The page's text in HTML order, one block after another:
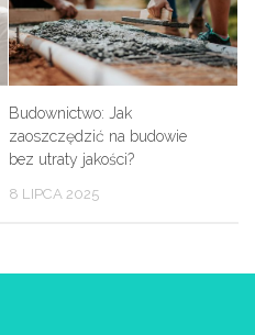
Budownictwo: Jak
zaoszczędzić na budowie
bez utraty jakości?
8 LIPCA 2025